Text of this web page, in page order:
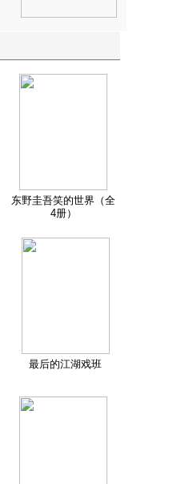
东野圭吾笑的世界（全
4册）
最后的江湖戏班